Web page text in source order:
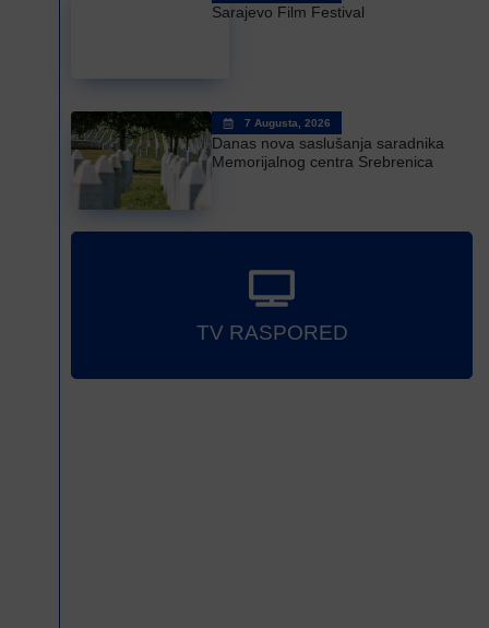
Sarajevo Film Festival
7 Augusta, 2026
Danas nova saslušanja saradnika
Memorijalnog centra Srebrenica
TV RASPORED